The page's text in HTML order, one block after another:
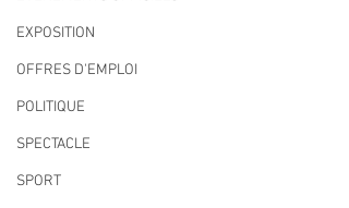
EXPOSITION
OFFRES D'EMPLOI
POLITIQUE
SPECTACLE
SPORT